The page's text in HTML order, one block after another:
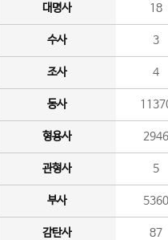
대명사 18
수사 3
조사 4
동사
형용사 2946
관형사 5
부사 5360
감탄사 87